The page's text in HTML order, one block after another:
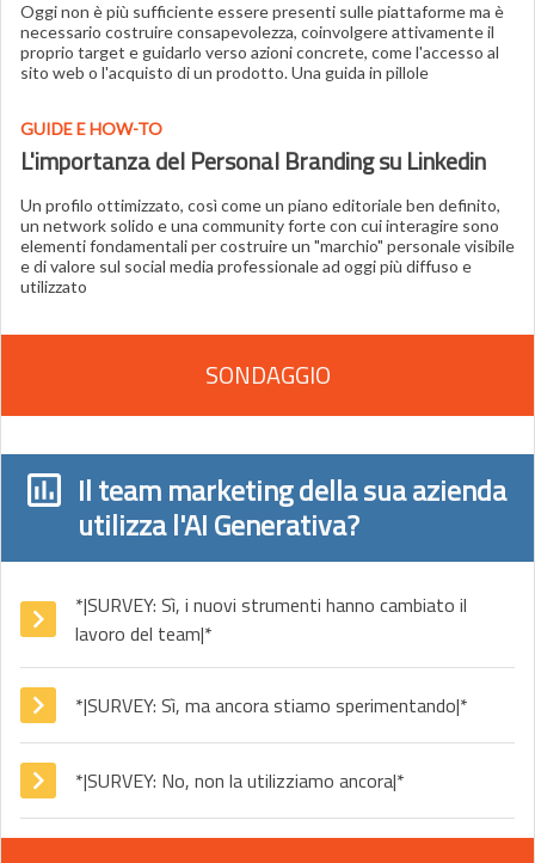
Oggi non è più sufficiente essere presenti sulle piattaforme ma è
necessario costruire consapevolezza, coinvolgere attivamente il
proprio target e guidarlo verso azioni concrete, come l'accesso al
sito web o l'acquisto di un prodotto. Una guida in pillole
GUIDE E HOW-TO
L'importanza del Personal Branding su Linkedin
Un profilo ottimizzato, così come un piano editoriale ben definito,
un network solido e una community forte con cui interagire sono
elementi fondamentali per costruire un "marchio" personale visibile
e di valore sul social media professionale ad oggi più diffuso e
utilizzato
SONDAGGIO
Il team marketing della sua azienda
utilizza l'AI Generativa?
*|SURVEY: Sì, i nuovi strumenti hanno cambiato il
lavoro del team|*
*|SURVEY: Sì, ma ancora stiamo sperimentando|*
*|SURVEY: No, non la utilizziamo ancora|*